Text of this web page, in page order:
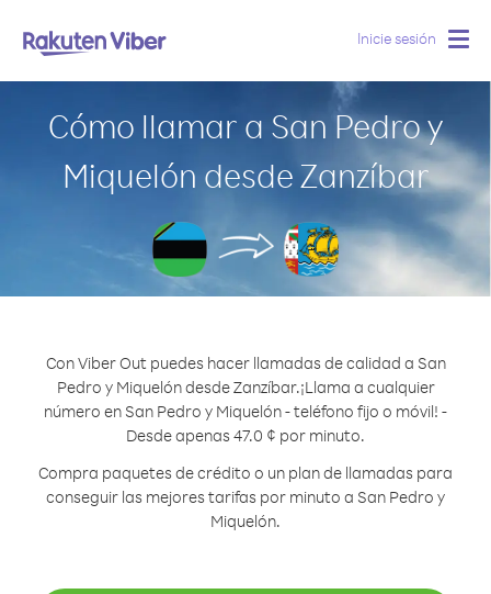
Inicie sesión
Cómo llamar a San Pedro y
Miquelón desde Zanzíbar
Con Viber Out puedes hacer llamadas de calidad a San
Pedro y Miquelón desde Zanzíbar.¡Llama a cualquier
número en San Pedro y Miquelón - teléfono fijo o móvil! -
Desde apenas 47.0 ¢ por minuto.
Compra paquetes de crédito o un plan de llamadas para
conseguir las mejores tarifas por minuto a San Pedro y
Miquelón.